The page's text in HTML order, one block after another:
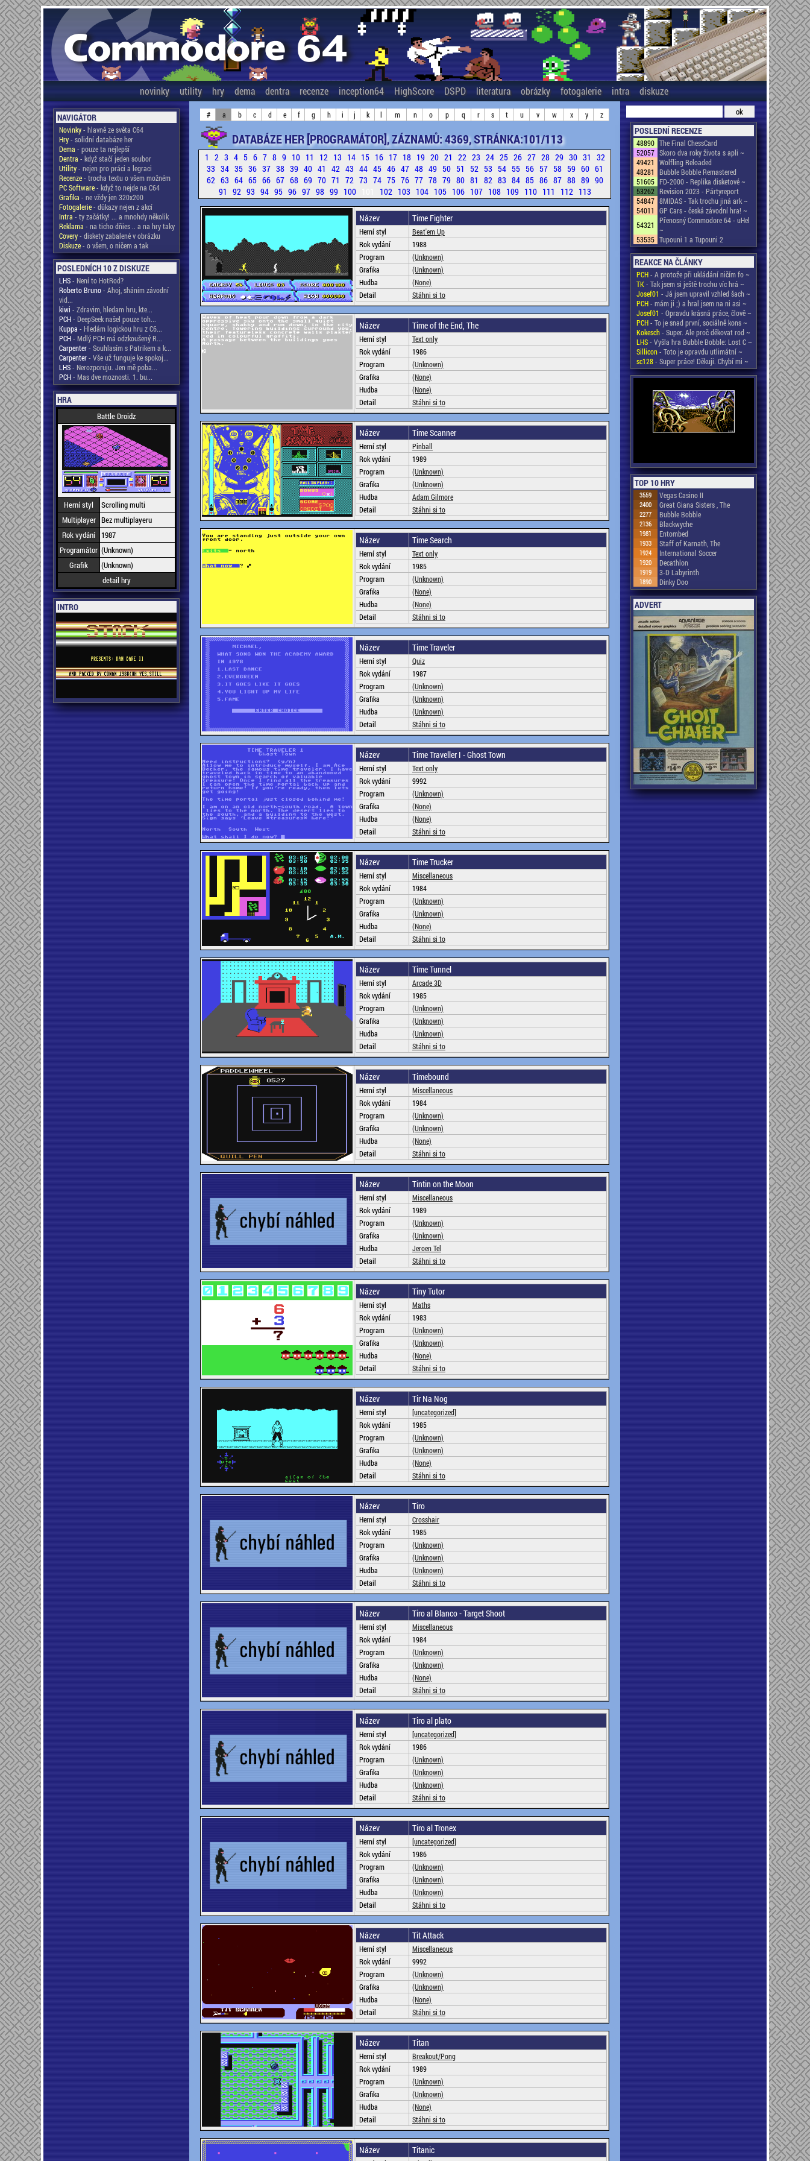
novinky utility hry dema dentra recenze inception64 HighScore DSPD literatura obrázky fotogalerie intra diskuze
NAVIGÁTOR
Novinky- hlavně ze světa C64
Hry- solidní databáze her
Dema - pouze ta nejlepší
Dentra - když stačí jeden soubor
Utility- nejen pro práci a legraci
Recenze- trocha textu o všem možném
PC Software- když to nejde na C64
Grafika - ne vždy jen 320x200
Fotogalerie- důkazy nejen z akcí
Intra - ty začátky! ... a mnohdy několik
Reklama - na ticho dňies .. a na hry taky
Covery- diskety zabalené v obrázku
Diskuze- o všem, o ničem a tak
POSLEDNÍCH 10 Z DISKUZE
LHS- Není to HotRod?
Roberto Bruno- Ahoj, sháním závodní
vid...
kiwi - Zdravim, hledam hru, kte...
PCH- DeepSeek našel pouze toh...
Kuppa - Hledám logickou hru z C6...
PCH- Mdlý PCH má odzkoušený R...
Carpenter- Souhlasím s Patrikem a k...
Carpenter- Vše už funguje ke spokoj...
LHS- Nerozporuju. Jen mě poba...
PCH- Mas dve moznosti. 1. bu...
HRA
Battle Droidz
Herní styl
Scrolling multi
Multiplayer Bez multiplayeru
Rok vydání
1987
Programátor (Unknown)
Grafik
(Unknown)
detail hry
INTRO
# a b c d e f g h i j k l m n o p q r s t u v w x y z
DATABÁZE HER [PROGRAMÁTOR], ZÁZNAMŮ: 4369, STRÁNKA:101/113
1 2 3 4 5 6 7 8 9 10 11 12 13 14 15 16 17 18 19 20 21 22 23 24 25 26 27 28 29 30 31 32
33 34 35 36 37 38 39 40 41 42 43 44 45 46 47 48 49 50 51 52 53 54 55 56 57 58 59 60 61
62 63 64 65 66 67 68 69 70 71 72 73 74 75 76 77 78 79 80 81 82 83 84 85 86 87 88 89 90
91 92 93 94 95 96 97 98 99 100 102 103 104 105 106 107 108 109 110 111 112 113
Název Time Fighter
Herní styl
Beat'em Up
Rok vydání
1988
Program
(Unknown)
Grafika
(Unknown)
Hudba
(None)
Detail
Stáhni si to
Název Time of the End, The
Herní styl
Text only
Rok vydání
1986
Program
(Unknown)
Grafika
(None)
Hudba
(None)
Detail
Stáhni si to
Název Time Scanner
Herní styl
Pinball
Rok vydání
1989
Program
(Unknown)
Grafika
(Unknown)
Hudba
Adam Gilmore
Detail
Stáhni si to
Název Time Search
Herní styl
Text only
Rok vydání
1985
Program
(Unknown)
Grafika
(None)
Hudba
(None)
Detail
Stáhni si to
Název Time Traveler
Herní styl
Quiz
Rok vydání
1987
Program
(Unknown)
Grafika
(Unknown)
Hudba
(Unknown)
Detail
Stáhni si to
Název Time Traveller I - Ghost Town
Herní styl
Text only
Rok vydání
9992
Program
(Unknown)
Grafika
(None)
Hudba
(None)
Detail
Stáhni si to
Název Time Trucker
Herní styl
Miscellaneous
Rok vydání
1984
Program
(Unknown)
Grafika
(Unknown)
Hudba
(None)
Detail
Stáhni si to
Název Time Tunnel
Herní styl
Arcade 3D
Rok vydání
1985
Program
(Unknown)
Grafika
(Unknown)
Hudba
(Unknown)
Detail
Stáhni si to
Název Timebound
Herní styl
Miscellaneous
Rok vydání
1984
Program
(Unknown)
Grafika
(Unknown)
Hudba
(None)
Detail
Stáhni si to
Název Tintin on the Moon
Herní styl
Miscellaneous
Rok vydání
1989
Program
(Unknown)
Grafika
(Unknown)
Hudba
Jeroen Tel
Detail
Stáhni si to
Název Tiny Tutor
Herní styl
Maths
Rok vydání
1983
Program
(Unknown)
Grafika
(Unknown)
Hudba
(None)
Detail
Stáhni si to
Název Tir Na Nog
Herní styl
[uncategorized]
Rok vydání
1985
Program
(Unknown)
Grafika
(Unknown)
Hudba
(None)
Detail
Stáhni si to
Název Tiro
Herní styl
Crosshair
Rok vydání
1985
Program
(Unknown)
Grafika
(Unknown)
Hudba
(Unknown)
Detail
Stáhni si to
Název Tiro al Blanco - Target Shoot
Herní styl
Miscellaneous
Rok vydání
1984
Program
(Unknown)
Grafika
(Unknown)
Hudba
(None)
Detail
Stáhni si to
Název Tiro al plato
Herní styl
[uncategorized]
Rok vydání
1986
Program
(Unknown)
Grafika
(Unknown)
Hudba
(Unknown)
Detail
Stáhni si to
Název Tiro al Tronex
Herní styl
[uncategorized]
Rok vydání
1986
Program
(Unknown)
Grafika
(Unknown)
Hudba
(Unknown)
Detail
Stáhni si to
Název Tit Attack
Herní styl
Miscellaneous
Rok vydání
9992
Program
(Unknown)
Grafika
(Unknown)
Hudba
(None)
Detail
Stáhni si to
Název Titan
Herní styl
Breakout/Pong
Rok vydání
1989
Program
(Unknown)
Grafika
(Unknown)
Hudba
(None)
Detail
Stáhni si to
Název Titanic
POSLEDNÍ RECENZE
48890 The Final ChessCard
52057 Skoro dva roky života s apli ~
49421
Wolfling Reloaded
48281
Bubble Bobble Remastered
51605 FD-2000 - Replika disketové ~
53262 Revision 2023 - Pártyreport
54847 8MIDAS - Tak trochu jiná ark ~
54011
GP Cars - česká závodní hra! ~
54321
Přenosný Commodore 64 - uHel
~
53535 Tupouni 1 a Tupouni 2
REAKCE NA ČLÁNKY
PCH- A protože při ukládání ničím fo ~
TK- Tak jsem si ještě trochu víc hrá ~
Josef01 - Já jsem upravil vzhled šach ~
PCH- mám ji ;) a hral jsem na ni asi ~
Josef01 - Opravdu krásná práce, člově ~
PCH- To je snad první, sociálně kons ~
Kokesch- Super. Ale proč děkovat rod ~
LHS- Vyšla hra Bubble Bobble: Lost C ~
Sillicon- Toto je opravdu utlimátní ~
sc128- Super práce! Děkuji. Chybí mi ~
TOP 10 HRY
3559 Vegas Casino II
2400 Great Giana Sisters , The
2277 Bubble Bobble
2136 Blackwyche
1981 Entombed
1933 Staff of Karnath, The
1924 International Soccer
1920 Decathlon
1919 3-D Labyrinth
1890 Dinky Doo
ADVERT